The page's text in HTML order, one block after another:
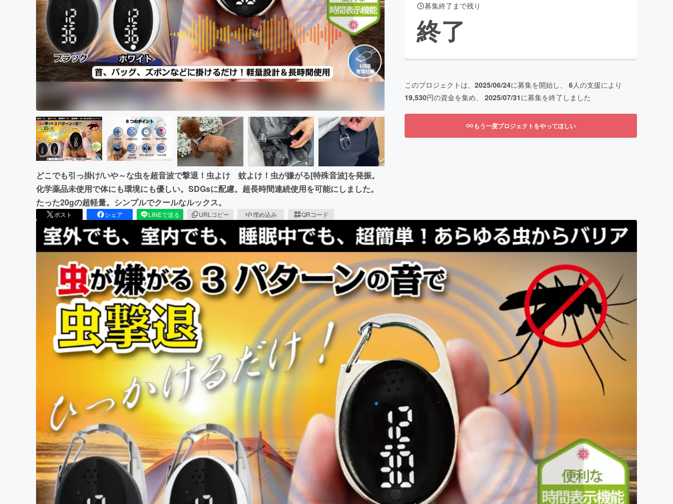
CAMPFIRE for Social GoodCAMPFIRE Creation
CAMPFIREふるさと納税machi-yaコミュニティ
どこでも引っ掛け/いや～な虫を超音波で撃退！虫よけ 蚊よけ！虫が嫌がる[特殊音波]を発振。
化学薬品未使用で体にも環境にも優しい。SDGsに配慮。超長時間連続使用を可能にしました。
たった20gの超軽量。シンプルでクールなルックス。
ポスト シェア LINEで送る URLコピー 埋め込み QRコード
募集終了まで残り
終了
このプロジェクトは、 2025/06/24に募集を開始し、 6人の支援により
19,530円の資金を集め、 2025/07/31に募集を終了しました
もう一度プロジェクトをやってほしい